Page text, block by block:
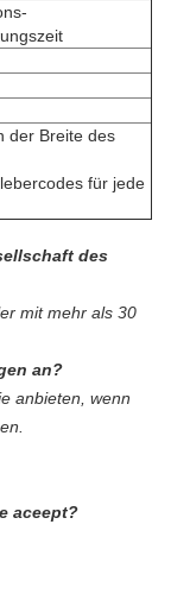
der Breite des
für jede
des
mit mehr als 30
an?
anbieten, wenn
aceept?